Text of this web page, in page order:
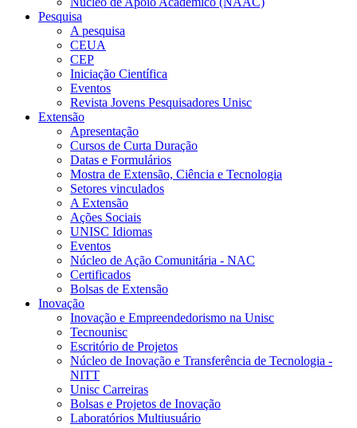
Pesquisa
A pesquisa
CEUA
CEP
Iniciação Científica
Eventos
Revista Jovens Pesquisadores Unisc
Extensão
Apresentação
Cursos de Curta Duração
Datas e Formulários
Mostra de Extensão, Ciência e Tecnologia
Setores vinculados
A Extensão
Ações Sociais
UNISC Idiomas
Eventos
Núcleo de Ação Comunitária - NAC
Certificados
Bolsas de Extensão
Inovação
Inovação e Empreendedorismo na Unisc
Tecnounisc
Escritório de Projetos
Núcleo de Inovação e Transferência de Tecnologia -
NITT
Unisc Carreiras
Bolsas e Projetos de Inovação
Laboratórios Multiusuário